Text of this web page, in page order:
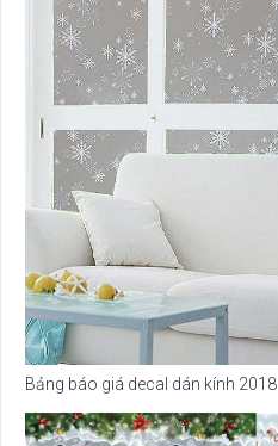
Bảng báo giá decal dán kính 2018